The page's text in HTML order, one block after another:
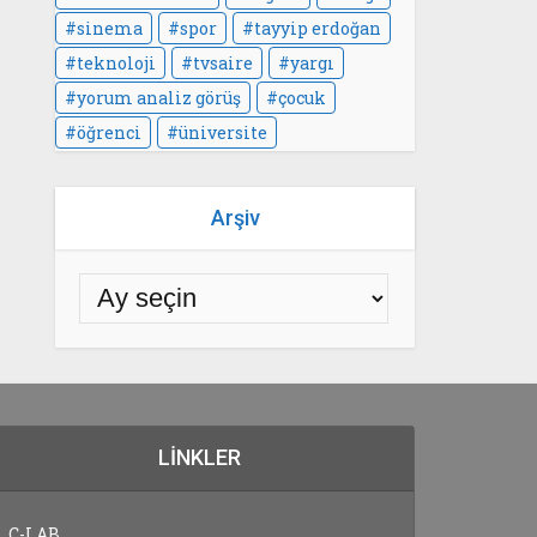
sinema
spor
tayyip erdoğan
teknoloji
tvsaire
yargı
yorum analiz görüş
çocuk
öğrenci
üniversite
Arşiv
LINKLER